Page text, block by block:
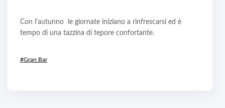
Con l’autunno le giornate iniziano a rinfrescarsi ed è
tempo di una tazzina di tepore confortante.
#Gran Bar